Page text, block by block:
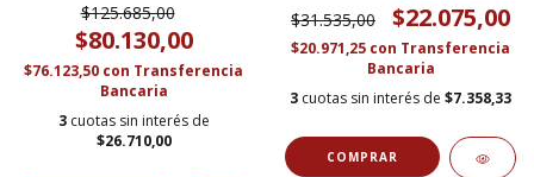
$125.685,00
$80.130,00
$76.123,50 con Transferencia
Bancaria
3 cuotas sin interés de
$26.710,00
$31.535,00 $22.075,00
$20.971,25 con Transferencia
Bancaria
3 cuotas sin interés de $7.358,33